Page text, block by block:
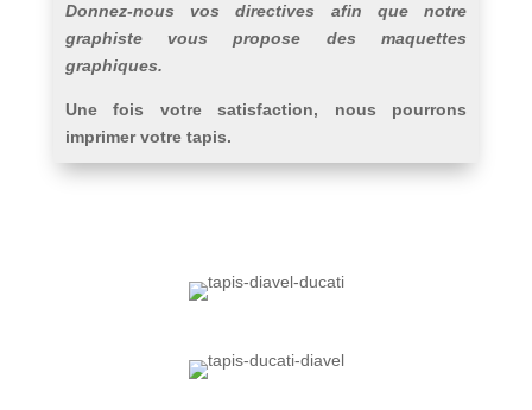
Donnez-nous vos directives afin que notre
graphiste vous propose des maquettes
graphiques.
Une fois votre satisfaction, nous pourrons
imprimer votre tapis.